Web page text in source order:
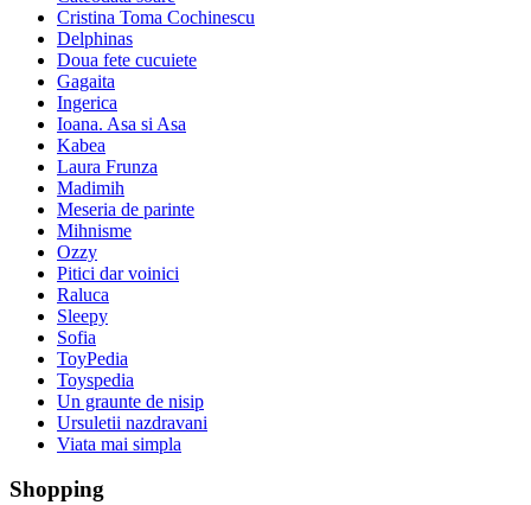
Cristina Toma Cochinescu
Delphinas
Doua fete cucuiete
Gagaita
Ingerica
Ioana. Asa si Asa
Kabea
Laura Frunza
Madimih
Meseria de parinte
Mihnisme
Ozzy
Pitici dar voinici
Raluca
Sleepy
Sofia
ToyPedia
Toyspedia
Un graunte de nisip
Ursuletii nazdravani
Viata mai simpla
Shopping